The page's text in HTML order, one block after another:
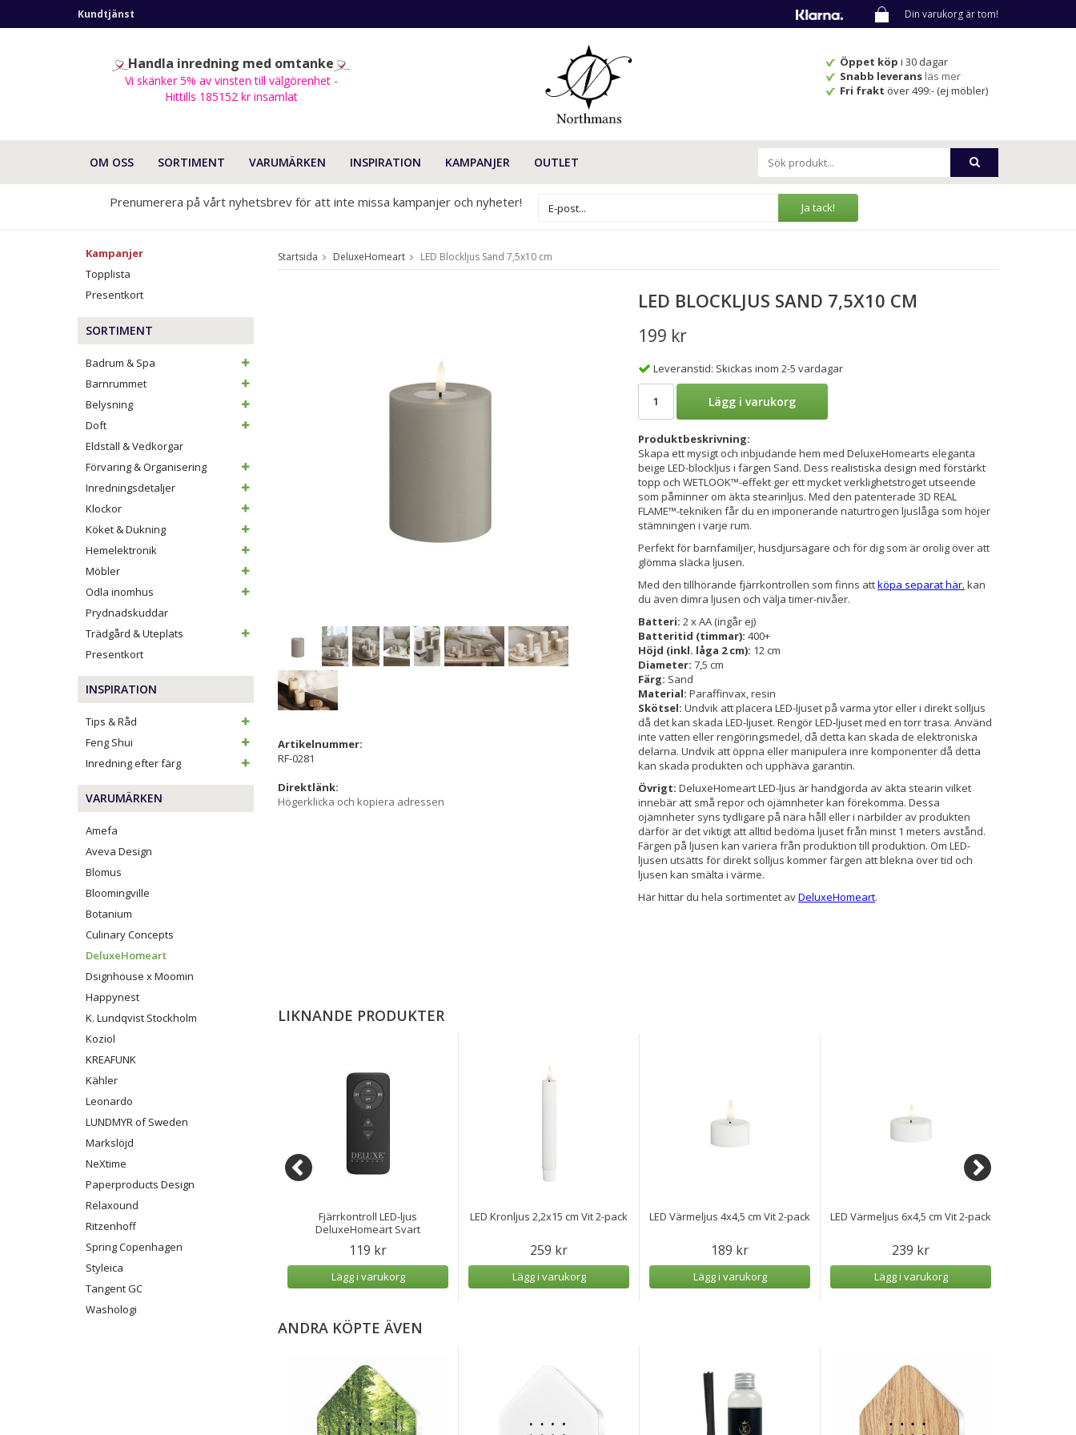
Kundtjänst Din varukorg är tom!
Öppet köpi 30 dagar
Snabb leverans läs mer
Fri frakt över 499:- (ej möbler)
Handla inredning med omtanke
Vi skänker 5% av vinsten till välgörenhet -
Hittills 185152 kr insamlat
OM OSS SORTIMENT VARUMÄRKEN INSPIRATION KAMPANJER OUTLET
Prenumerera på vårt nyhetsbrev för att inte missa kampanjer och nyheter! Ja tack!
Kampanjer
Topplista
Presentkort
SORTIMENT
Badrum & Spa
Barnrummet
Belysning
Doft
Eldställ & Vedkorgar
Förvaring & Organisering
Inredningsdetaljer
Klockor
Köket & Dukning
Hemelektronik
Möbler
Odla inomhus
Prydnadskuddar
Trädgård & Uteplats
Presentkort
INSPIRATION
Tips & Råd
Feng Shui
Inredning efter färg
VARUMÄRKEN
Amefa
Aveva Design
Blomus
Bloomingville
Botanium
Culinary Concepts
DeluxeHomeart
Dsignhouse x Moomin
Happynest
K. Lundqvist Stockholm
Koziol
KREAFUNK
Kähler
Leonardo
LUNDMYR of Sweden
Markslöjd
NeXtime
Paperproducts Design
Relaxound
Ritzenhoff
Spring Copenhagen
Styleica
Tangent GC
Washologi
Startsida DeluxeHomeart LED Blockljus Sand 7,5x10 cm
LED BLOCKLJUS SAND 7,5X10 CM
199 kr
Leveranstid: Skickas inom 2-5 vardagar
Lägg i varukorg
Produktbeskrivning:
Skapa ett mysigt och inbjudande hem med DeluxeHomearts eleganta
beige LED-blockljus i färgen Sand. Dess realistiska design med förstärkt
topp och WETLOOK™-effekt ger ett mycket verklighetstroget utseende
som påminner om äkta stearinljus. Med den patenterade 3D REAL
FLAME™-tekniken får du en imponerande naturtrogen ljuslåga som höjer
stämningen i varje rum.
Perfekt för barnfamiljer, husdjursägare och för dig som är orolig över att
glömma släcka ljusen.
Med den tillhörande fjärrkontrollen som finns attköpa separat här. kan
du även dimra ljusen och välja timer-nivåer.
Batteri: 2 x AA (ingår ej)
Batteritid (timmar): 400+
Höjd (inkl. låga 2 cm): 12 cm
Diameter: 7,5 cm
Färg: Sand
Material: Paraffinvax, resin
Skötsel: Undvik att placera LED-ljuset på varma ytor eller i direkt solljus
då det kan skada LED-ljuset. Rengör LED-ljuset med en torr trasa. Använd
inte vatten eller rengöringsmedel, då detta kan skada de elektroniska
delarna. Undvik att öppna eller manipulera inre komponenter då detta
kan skada produkten och upphäva garantin.
Övrigt: DeluxeHomeart LED-ljus är handgjorda av äkta stearin vilket
innebär att små repor och ojämnheter kan förekomma. Dessa
ojämnheter syns tydligare på nära håll eller i närbilder av produkten
därför är det viktigt att alltid bedöma ljuset från minst 1 meters avstånd.
Färgen på ljusen kan variera från produktion till produktion. Om LED-
ljusen utsätts för direkt solljus kommer färgen att blekna över tid och
ljusen kan smälta i värme.
Här hittar du hela sortimentet avDeluxeHomeart.
Artikelnummer:
RF-0281
Direktlänk:
Högerklicka och kopiera adressen
LIKNANDE PRODUKTER
219 kr
Fjärrkontroll LED-ljus
DeluxeHomeart Svart
119 kr
Lägg i varukorg
LED Kronljus 2,2x15 cm Vit 2-pack
259 kr
Lägg i varukorg
LED Värmeljus 4x4,5 cm Vit 2-pack
189 kr
Lägg i varukorg
LED Värmeljus 6x4,5 cm Vit 2-pack
239 kr
Lägg i varukorg
ANDRA KÖPTE ÄVEN